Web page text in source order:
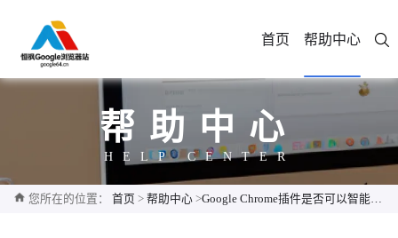
首页 帮助中心
帮助中心
HELP CENTER
您所在的位置： 首页 > 帮助中心 >Google Chrome插件是否可以智能识别网页内容